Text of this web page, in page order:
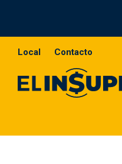
Local Contacto